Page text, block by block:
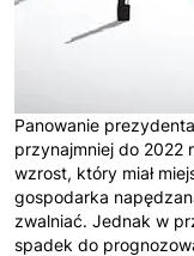
Panowanie
przynajmniej do 2022
wzrost, który miał
gospodarka
zwalniać. Jednak w
spadek do